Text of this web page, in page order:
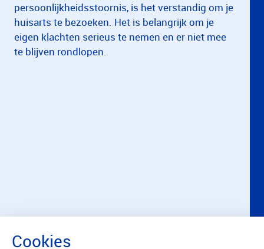
persoonlijkheidsstoornis, is het verstandig om je
huisarts te bezoeken. Het is belangrijk om je
eigen klachten serieus te nemen en er niet mee
te blijven rondlopen.